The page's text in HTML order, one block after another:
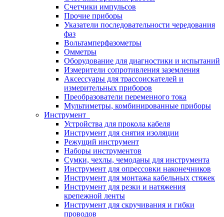
Счетчики импульсов
Прочие приборы
Указатели последовательности чередования
фаз
Вольтамперфазометры
Омметры
Оборудование для диагностики и испытаний
Измерители сопротивления заземления
Аксессуары для трассоискателей и
измерительных приборов
Преобразователи переменного тока
Мультиметры, комбинированные приборы
Инструмент
Устройства для прокола кабеля
Инструмент для снятия изоляции
Режущий инструмент
Наборы инструментов
Сумки, чехлы, чемоданы для инструмента
Инструмент для опрессовки наконечников
Инструмент для монтажа кабельных стяжек
Инструмент для резки и натяжения
крепежной ленты
Инструмент для скручивания и гибки
проводов